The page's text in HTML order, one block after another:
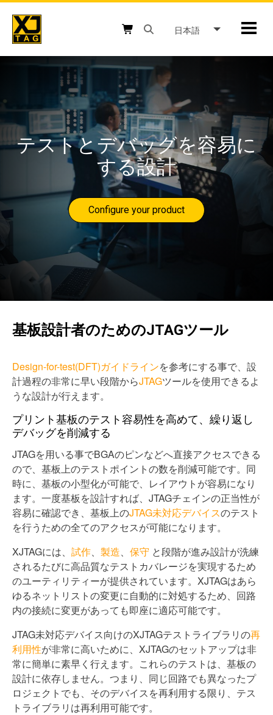
Skip
content
日本語
テストとデバッグを容易に
する設計
Configure your product
基板設計者のためのJTAGツール
Design-for-test(DFT)ガイドラインを参考にする事で、設
計過程の非常に早い段階からJTAGツールを使用できるよ
うな設計が行えます。
プリント基板のテスト容易性を高めて、繰り返し
デバッグを削減する
JTAGを用いる事でBGAのピンなどへ直接アクセスできる
ので、基板上のテストポイントの数を削減可能です。同
時に、基板の小型化が可能で、レイアウトが容易になり
ます。一度基板を設計すれば、JTAGチェインの正当性が
容易に確認でき、基板上のJTAG未対応デバイスのテスト
を行うための全てのアクセスが可能になります。
XJTAGには、 試作、 製造、 保守 と段階が進み設計が洗練
されるたびに高品質なテストカバレージを実現するため
のユーティリティーが提供されています。XJTAGはあら
ゆるネットリストの変更に自動的に対処するため、回路
内の接続に変更があっても即座に適応可能です。
JTAG未対応デバイス向けのXJTAGテストライブラリの再
利用性が非常に高いために、XJTAGのセットアップは非
常に簡単に素早く行えます。これらのテストは、基板の
設計に依存しません。つまり、同じ回路でも異なったプ
ロジェクトでも、そのデバイスを再利用する限り、テス
トライブラリは再利用可能です。